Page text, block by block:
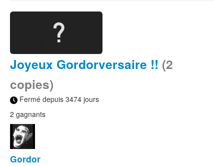
Joyeux Gordorversaire !! (2
copies)
Fermé depuis 3474 jours
2 gagnants
Gordor